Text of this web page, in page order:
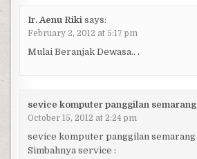
Ir. Aenu Riki says:
February 2, 2012 at 5:17 pm
Mulai Beranjak Dewasa.. .
sevice komputer panggilan semarang
October 15, 2012 at 2:24 pm
sevice komputer panggilan semarang
Simbahnya service :